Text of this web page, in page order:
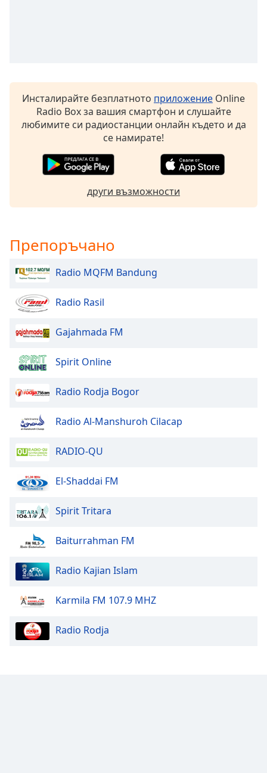
cancel
close
window.
Opacity
Text
Background
Color
Opacity
Caption
Background
Font
Size
Style
Family
Reset
Close
Modal
Инсталирайте безплатното приложение Online
Radio Box за вашия смартфон и слушайте
любимите си радиостанции онлайн където и да
се намирате!
други възможности
Препоръчано
Radio MQFM Bandung
Radio Rasil
Gajahmada FM
Spirit Online
Radio Rodja Bogor
Radio Al-Manshuroh Cilacap
RADIO-QU
El-Shaddai FM
Spirit Tritara
Baiturrahman FM
Radio Kajian Islam
Karmila FM 107.9 MHZ
Radio Rodja